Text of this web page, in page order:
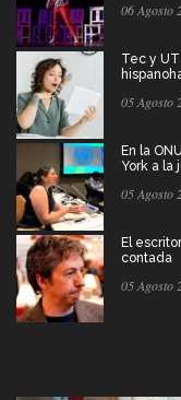
06 Agosto
Tec y
05 Agosto
En la
York a la
05 Agosto
El
contada
05 Agosto